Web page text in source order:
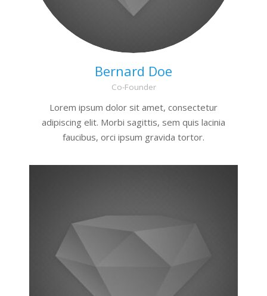
Bernard Doe
Co-Founder
Lorem ipsum dolor sit amet, consectetur
adipiscing elit. Morbi sagittis, sem quis lacinia
faucibus, orci ipsum gravida tortor.